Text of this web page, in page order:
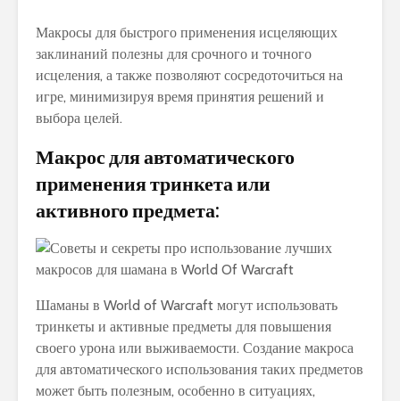
Макросы для быстрого применения исцеляющих
заклинаний полезны для срочного и точного
исцеления, а также позволяют сосредоточиться на
игре, минимизируя время принятия решений и
выбора целей.
Макрос для автоматического
применения тринкета или
активного предмета:
Шаманы в World of Warcraft могут использовать
тринкеты и активные предметы для повышения
своего урона или выживаемости. Создание макроса
для автоматического использования таких предметов
может быть полезным, особенно в ситуациях,